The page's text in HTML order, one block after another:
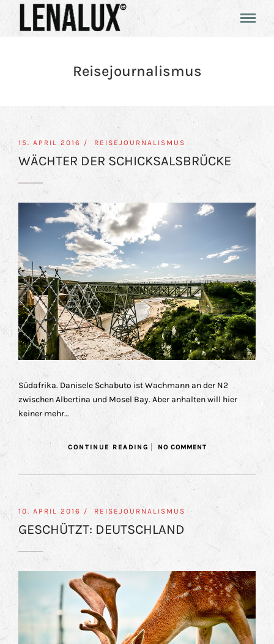
Reisejournalismus
15. APRIL 2016 / REISEJOURNALISMUS
WÄCHTER DER SCHICKSALSBRÜCKE
Südafrika. Danisele Schabuto ist Wachmann an der N2
zwischen Albertina und Mosel Bay. Aber anhalten will hier
keiner mehr…
CONTINUE READING NO COMMENT
10. APRIL 2016 / REISEJOURNALISMUS
GESCHÜTZT: DEUTSCHLAND